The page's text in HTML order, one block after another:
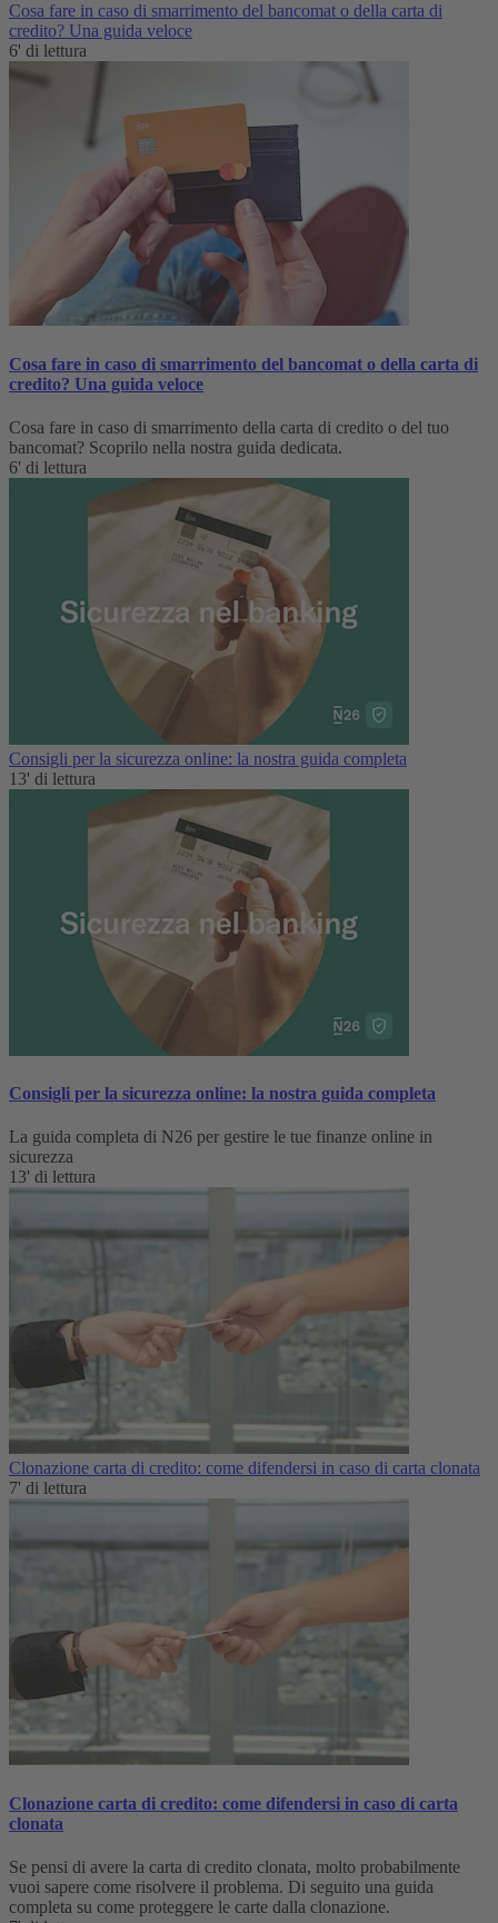
Cosa fare in caso di smarrimento del bancomat o della carta di
credito? Una guida veloce
6' di lettura
Cosa fare in caso di smarrimento del bancomat o della carta di
credito? Una guida veloce
Cosa fare in caso di smarrimento della carta di credito o del tuo
bancomat? Scoprilo nella nostra guida dedicata.
6' di lettura
Consigli per la sicurezza online: la nostra guida completa
13' di lettura
Consigli per la sicurezza online: la nostra guida completa
La guida completa di N26 per gestire le tue finanze online in
sicurezza
13' di lettura
Clonazione carta di credito: come difendersi in caso di carta clonata
7' di lettura
Clonazione carta di credito: come difendersi in caso di carta
clonata
Se pensi di avere la carta di credito clonata, molto probabilmente
vuoi sapere come risolvere il problema. Di seguito una guida
completa su come proteggere le carte dalla clonazione.